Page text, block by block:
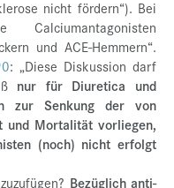
nicht fördern“). Bei
und ACE-Hemmern“.
: „Diese Diskussion darf
nur für Diuretica und
zur Senkung der von
und Mortalität vorliegen,
(noch) nicht erfolgt
Bezüglich anti-